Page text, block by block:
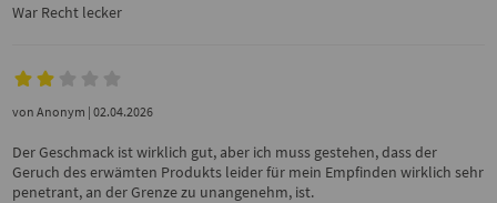
War Recht lecker
vonAnonym | 02.04.2026
Der Geschmack ist wirklich gut, aber ich muss gestehen, dass der
Geruch des erwämten Produkts leider für mein Empfinden wirklich sehr
penetrant, an der Grenze zu unangenehm, ist.